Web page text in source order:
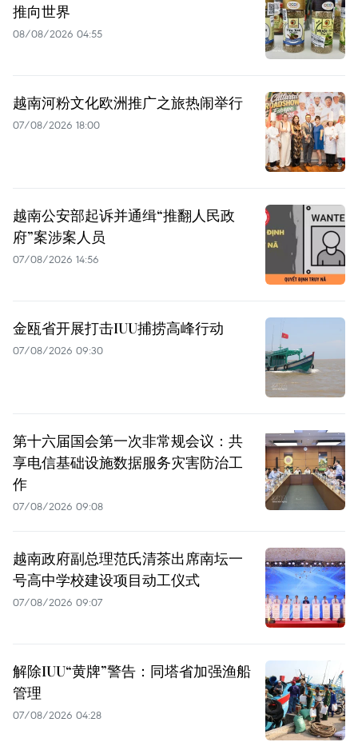
推向世界
08/08/2026 04:55
越南河粉文化欧洲推广之旅热闹举行
07/08/2026 18:00
越南公安部起诉并通缉“推翻人民政
府”案涉案人员
07/08/2026 14:56
金瓯省开展打击IUU捕捞高峰行动
07/08/2026 09:30
第十六届国会第一次非常规会议：共
享电信基础设施数据服务灾害防治工
作
07/08/2026 09:08
越南政府副总理范氏清茶出席南坛一
号高中学校建设项目动工仪式
07/08/2026 09:07
解除IUU“黄牌”警告：同塔省加强渔船
管理
07/08/2026 04:28